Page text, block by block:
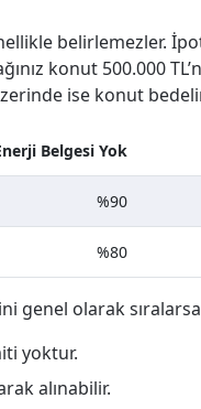
belirlemezler.
konut 500.000
ise konut
Belgesi Yok
%90
%80
genel olarak
yoktur.
alınabilir.